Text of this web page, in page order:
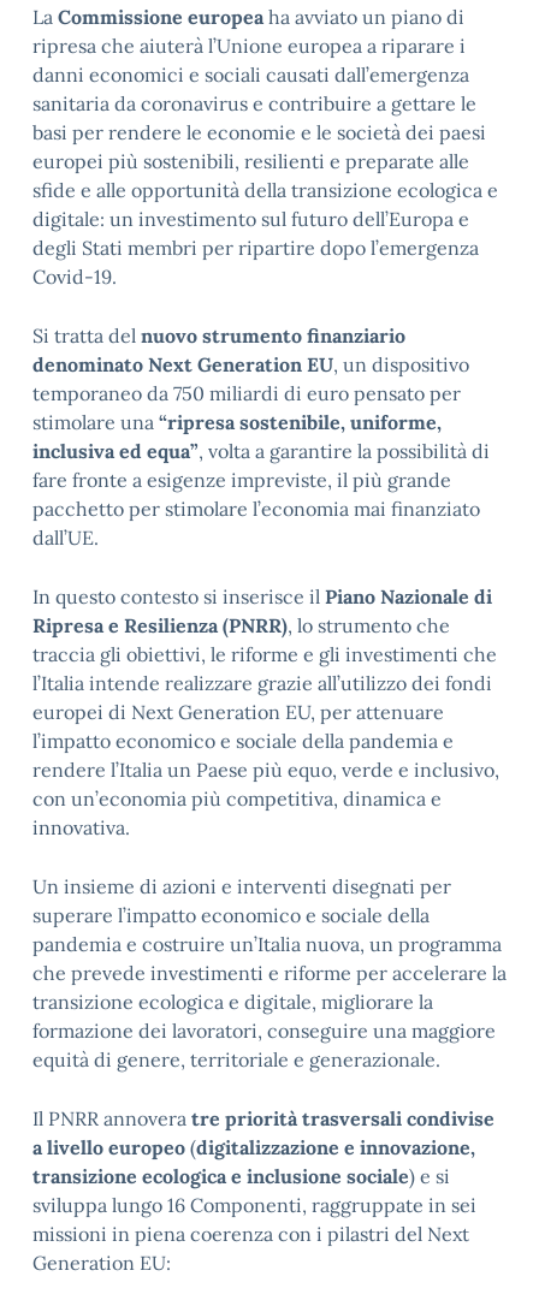
La Commissione europeaha avviato un piano di
ripresa che aiuterà l’Unione europea a riparare i
danni economici e sociali causati dall’emergenza
sanitaria da coronavirus e contribuire a gettare le
basi per rendere le economie e le società dei paesi
europei più sostenibili, resilienti e preparate alle
sfide e alle opportunità della transizione ecologica e
digitale: un investimento sul futuro dell’Europa e
degli Stati membri per ripartire dopo l’emergenza
Covid-19.
Si tratta del nuovo strumento finanziario
denominato Next Generation EU, un dispositivo
temporaneo da 750 miliardi di euro pensato per
stimolare una “ripresa sostenibile, uniforme,
inclusiva ed equa”, volta a garantire la possibilità di
fare fronte a esigenze impreviste, il più grande
pacchetto per stimolare l’economia mai finanziato
dall’UE.
In questo contesto si inserisce il Piano Nazionale di
Ripresa e Resilienza (PNRR), lo strumento che
traccia gli obiettivi, le riforme e gli investimenti che
l’Italia intende realizzare grazie all’utilizzo dei fondi
europei di Next Generation EU, per attenuare
l’impatto economico e sociale della pandemia e
rendere l’Italia un Paese più equo, verde e inclusivo,
con un’economia più competitiva, dinamica e
innovativa.
Un insieme di azioni e interventi disegnati per
superare l’impatto economico e sociale della
pandemia e costruire un’Italia nuova, un programma
che prevede investimenti e riforme per accelerare la
transizione ecologica e digitale, migliorare la
formazione dei lavoratori, conseguire una maggiore
equità di genere, territoriale e generazionale.
Il PNRR annovera tre priorità trasversali condivise
a livello europeo (digitalizzazione e innovazione,
transizione ecologica e inclusione sociale) e si
sviluppa lungo 16 Componenti, raggruppate in sei
missioni in piena coerenza con i pilastri del Next
Generation EU: